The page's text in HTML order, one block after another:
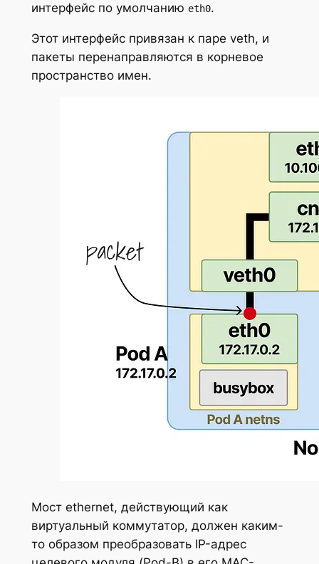
интерфейс по умолчанию eth0.
Этот интерфейс привязан к паре veth, и
пакеты перенаправляются в корневое
пространство имен.
Мост ethernet, действующий как
виртуальный коммутатор, должен каким-
то образом преобразовать IP-адрес